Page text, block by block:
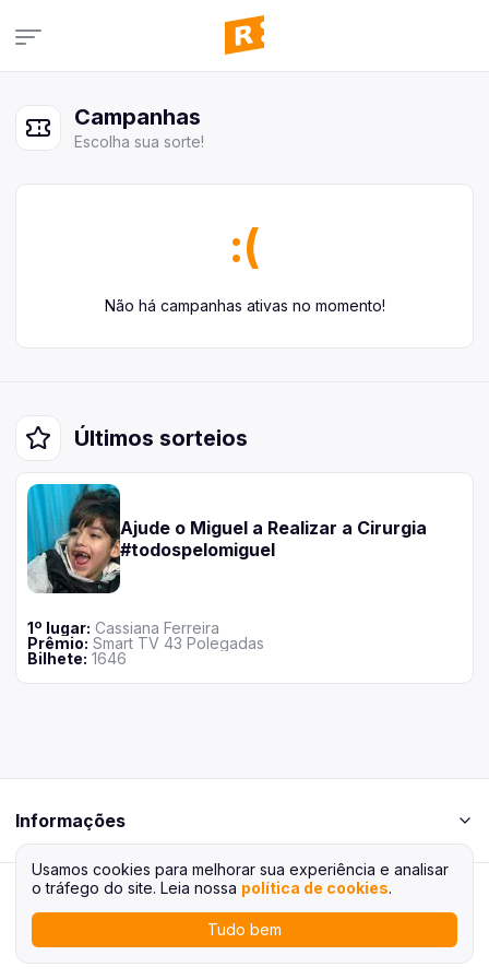
Veja todas as campanhas disponíveis
Campanhas
Escolha sua sorte!
:(
Não há campanhas ativas no momento!
Últimos sorteios
Ajude o Miguel a Realizar a Cirurgia
#todospelomiguel
1º lugar: Cassiana Ferreira
Prêmio: Smart TV 43 Polegadas
Bilhete: 1646
Informações
Plataforma desenvolvida por
Voltar ao topo
Usamos cookies para melhorar sua experiência e analisar
o tráfego do site. Leia nossa política de cookies.
Tudo bem